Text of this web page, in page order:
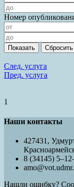
Номер
След. услуга
Пред. услуга
1
Наши контакты
427431,
8 (34145)
Нашли ошибку?